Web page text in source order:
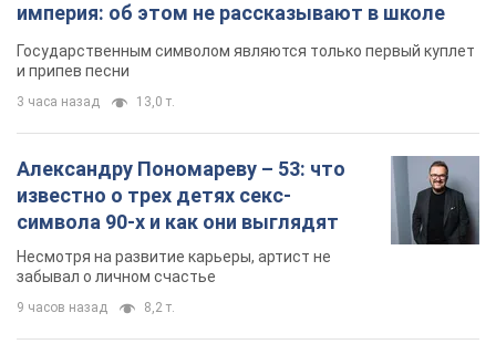
империя: об этом не рассказывают в школе
Государственным символом являются только первый куплет
и припев песни
3 часа назад 13,0 т.
Александру Пономареву – 53: что
известно о трех детях секс-
символа 90-х и как они выглядят
Несмотря на развитие карьеры, артист не
забывал о личном счастье
9 часов назад 8,2 т.